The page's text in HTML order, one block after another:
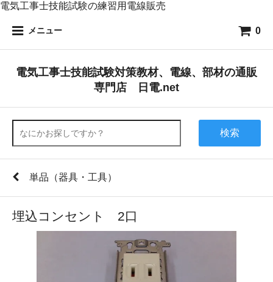
電気工事士技能試験の練習用電線販売
メニュー 0
電気工事士技能試験対策教材、電線、部材の通販
専門店 日電.net
検索
単品（器具・工具）
埋込コンセント 2口